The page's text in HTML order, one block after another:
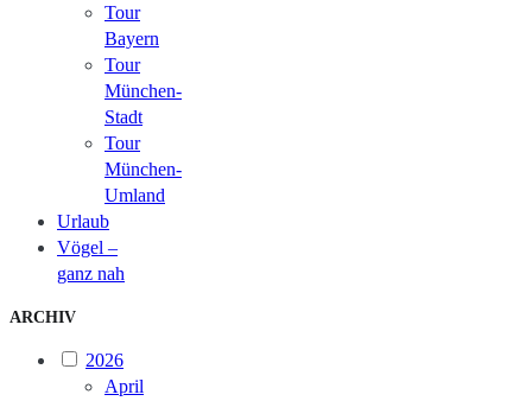
Tour
Bayern
Tour
München-
Stadt
Tour
München-
Umland
Urlaub
Vögel –
ganz nah
ARCHIV
2026
April